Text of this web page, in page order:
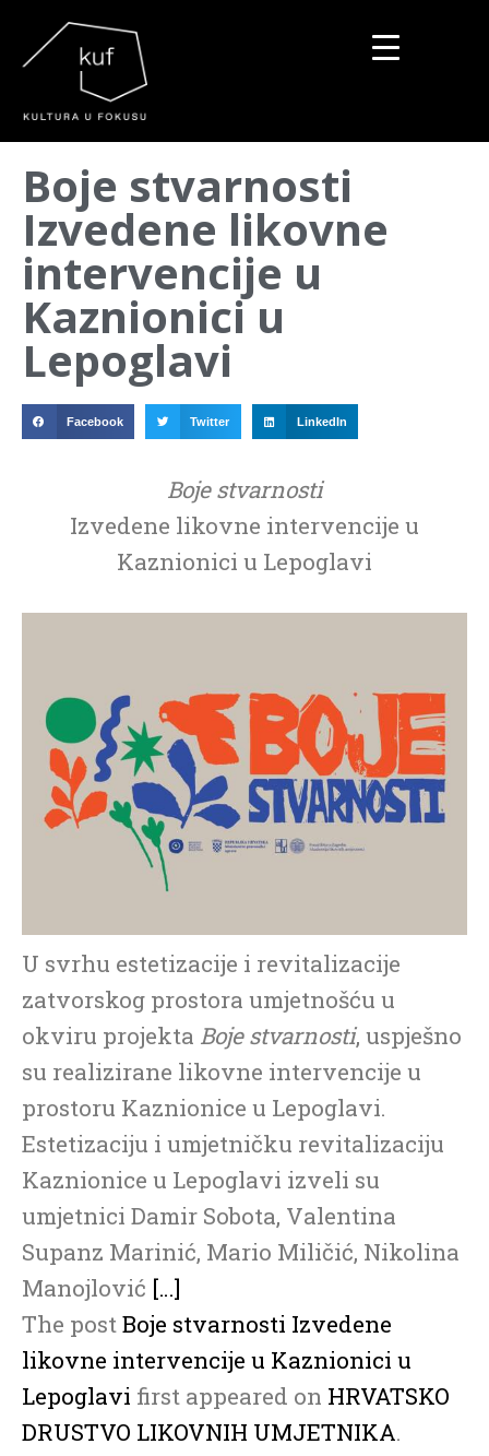
Boje stvarnosti
Izvedene likovne
intervencije u
Kaznionici u
Lepoglavi
Facebook Twitter LinkedIn
Boje stvarnosti
Izvedene likovne intervencije u
Kaznionici u Lepoglavi
U svrhu estetizacije i revitalizacije
zatvorskog prostora umjetnošću u
okviru projekta Boje stvarnosti, uspješno
su realizirane likovne intervencije u
prostoru Kaznionice u Lepoglavi.
Estetizaciju i umjetničku revitalizaciju
Kaznionice u Lepoglavi izveli su
umjetnici Damir Sobota, Valentina
Supanz Marinić, Mario Miličić, Nikolina
Manojlović […]
The postBoje stvarnosti Izvedene
likovne intervencije u Kaznionici u
Lepoglavi first appeared on HRVATSKO
DRUSTVO LIKOVNIH UMJETNIKA.
▼
▼